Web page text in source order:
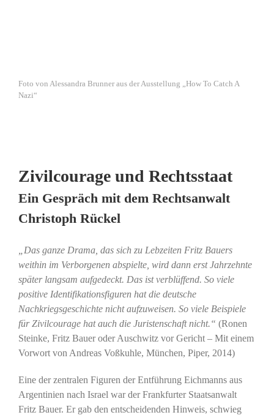
Foto von Alessandra Brunner aus der Ausstellung „How To Catch A
Nazi“
Zivilcourage und Rechtsstaat
Ein Gespräch mit dem Rechtsanwalt
Christoph Rückel
„Das ganze Drama, das sich zu Lebzeiten Fritz Bauers
weithin im Verborgenen abspielte, wird dann erst Jahrzehnte
später langsam aufgedeckt. Das ist verblüffend. So viele
positive Identifikationsfiguren hat die deutsche
Nachkriegsgeschichte nicht aufzuweisen. So viele Beispiele
für Zivilcourage hat auch die Juristenschaft nicht.“ (Ronen
Steinke, Fritz Bauer oder Auschwitz vor Gericht – Mit einem
Vorwort von Andreas Voßkuhle, München, Piper, 2014)
Eine der zentralen Figuren der Entführung Eichmanns aus
Argentinien nach Israel war der Frankfurter Staatsanwalt
Fritz Bauer. Er gab den entscheidenden Hinweis, schwieg